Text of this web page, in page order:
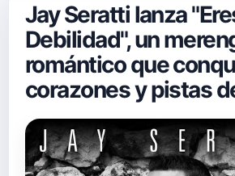
Jay Seratti lanza
Debilidad", un
romántico que
corazones y pistas